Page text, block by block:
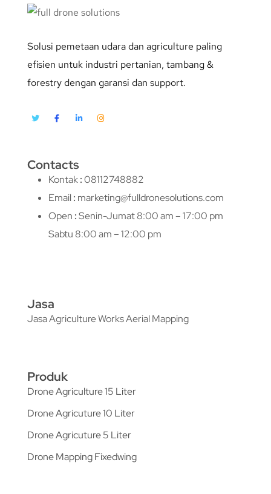
Solusi pemetaan udara dan agriculture paling
efisien untuk industri pertanian, tambang &
forestry dengan garansi dan support.
Contacts
Kontak:08112748882
Email: marketing@fulldronesolutions.com
Open :Senin-Jumat 8:00 am – 17:00 pm
Sabtu 8:00 am – 12:00 pm
Jasa
Jasa Agriculture Works Aerial Mapping
Produk
Drone Agriculture 15 Liter
Drone Agricuture 10 Liter
Drone Agricuture 5 Liter
Drone Mapping Fixedwing